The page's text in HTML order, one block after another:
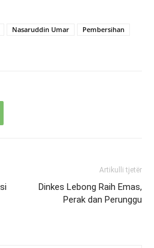
Nasaruddin Umar
Pembersihan
Artikulli tjetër
Dinkes Lebong Raih Emas,
Perak dan Perunggu